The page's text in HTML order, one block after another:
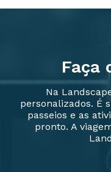
Faça
Na
personalizados. É
passeios e as
pronto. A